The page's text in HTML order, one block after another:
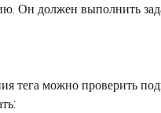
Он должен выполнить
тега можно проверить